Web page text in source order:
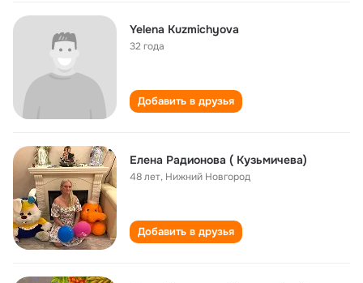
Yelena Kuzmichyova
32 года
Добавить в друзья
Елена Радионова ( Кузьмичева)
48 лет, Нижний Новгород
Добавить в друзья